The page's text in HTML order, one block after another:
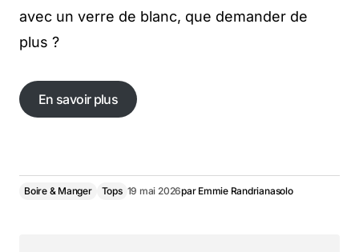
avec un verre de blanc, que demander de
plus ?
En savoir plus
En savoir plus
Boire & Manger Tops 19 mai 2026par Emmie Randrianasolo